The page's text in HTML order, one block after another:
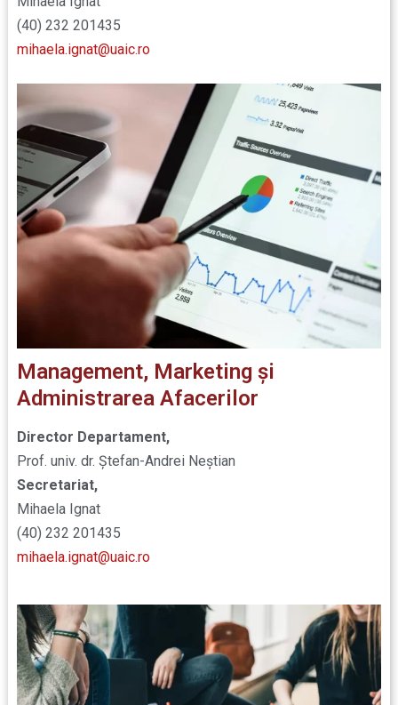
(40) 232 201435
mihaela.ignat@uaic.ro
Management, Marketing și
Administrarea Afacerilor
Director Departament,
Prof. univ. dr. Ştefan-Andrei Neştian
Secretariat,
Mihaela Ignat
(40) 232 201435
mihaela.ignat@uaic.ro